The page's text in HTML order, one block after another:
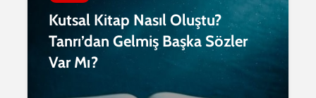
Kutsal Kitap Nasıl Oluştu?
Tanrı’dan Gelmiş Başka Sözler
Var Mı?